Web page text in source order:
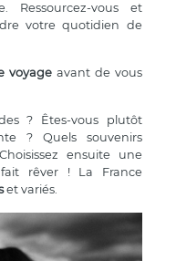
Ressourcez-vous et
votre quotidien de
voyageavant de vous
? Êtes-vous plutôt
? Quels souvenirs
ensuite une
rêver ! La France
et variés.